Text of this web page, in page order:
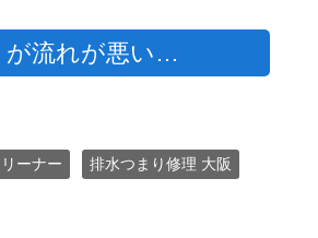
が流れが悪い…
ーナー 排水つまり修理 大阪